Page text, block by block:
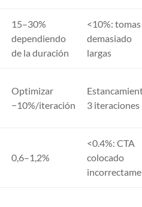
15–30%
dependiendo
de la duración
<10%: tomas
demasiado
largas
Optimizar
−10%/iteración
3 iteraciones
0,6–1,2%
<0.4%: CTA
colocado